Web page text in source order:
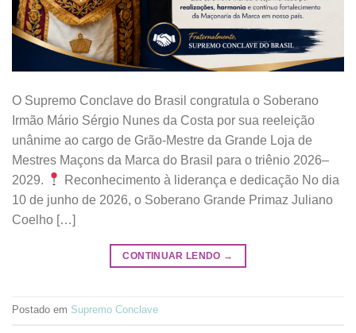
O Supremo Conclave do Brasil congratula o Soberano
Irmão Mário Sérgio Nunes da Costa por sua reeleição
unânime ao cargo de Grão-Mestre da Grande Loja de
Mestres Maçons da Marca do Brasil para o triênio 2026–
2029.
Reconhecimento à liderança e dedicação No dia
10 de junho de 2026, o Soberano Grande Primaz Juliano
Coelho […]
CONTINUAR LENDO →
Postado em Supremo Conclave